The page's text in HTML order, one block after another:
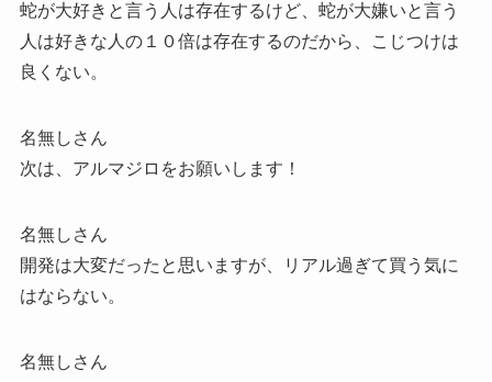
蛇が大好きと言う人は存在するけど、蛇が大嫌いと言う
人は好きな人の１０倍は存在するのだから、こじつけは
良くない。
名無しさん
次は、アルマジロをお願いします！
名無しさん
開発は大変だったと思いますが、リアル過ぎて買う気に
はならない。
名無しさん